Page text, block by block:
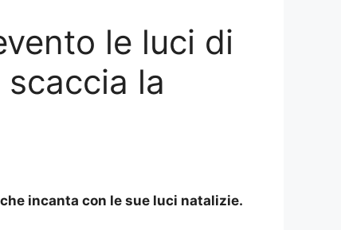
le luci di
la
incanta con le sue luci natalizie.